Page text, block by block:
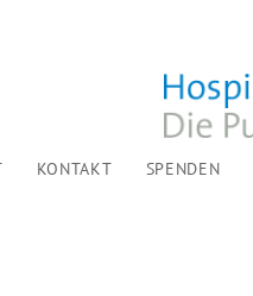
KONTAKT SPENDEN